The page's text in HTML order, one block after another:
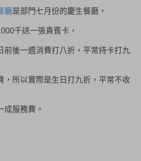
廳是部門七月份的慶生餐廳，
千送一張貴賓卡，
前後一週消費打八折，平常持卡打九
，所以實際是生日打九折，平常不收
成服務費。